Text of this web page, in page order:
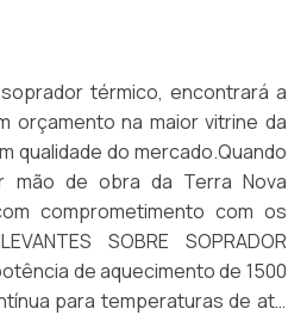
térmico, encontrará a
orçamento na maior vitrine da
qualidade do mercado.Quando
mão de obra da Terra Nova
comprometimento com os
SOBRE SOPRADOR
de aquecimento de 1500
para temperaturas de até